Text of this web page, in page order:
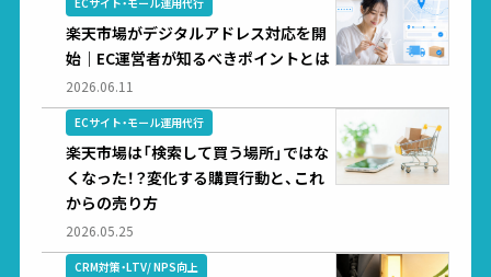
楽天市場がデジタルアドレス対応を開
始｜EC運営者が知るべきポイントとは
2026.06.11
ECサイト・モール運用代行
楽天市場は「検索して買う場所」ではな
くなった！？変化する購買行動と、これ
からの売り方
2026.05.25
CRM対策・LTV/ NPS向上